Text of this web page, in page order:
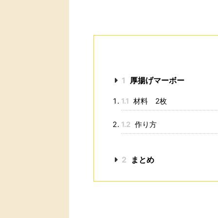
1 厚揚げマーボー
1.1 材料 2枚
1.2 作り方
2 まとめ